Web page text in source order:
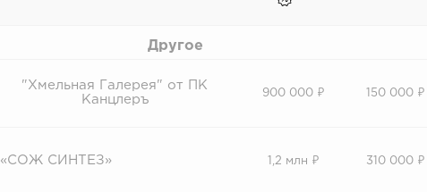
Другое
"Хмельная Галерея" от ПК
Канцлеръ
900 000 ₽ 150 000 ₽
«СОЖ СИНТЕЗ» 1,2 млн ₽ 310 000 ₽